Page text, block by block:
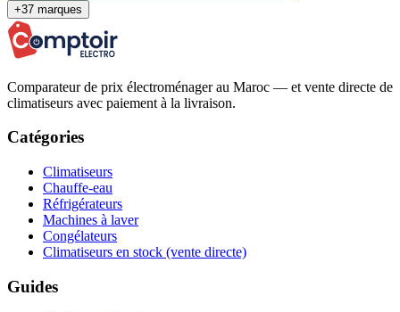
+37 marques
Comparateur de prix électroménager au Maroc — et vente directe de
climatiseurs avec paiement à la livraison.
Catégories
Climatiseurs
Chauffe-eau
Réfrigérateurs
Machines à laver
Congélateurs
Climatiseurs en stock (vente directe)
Guides